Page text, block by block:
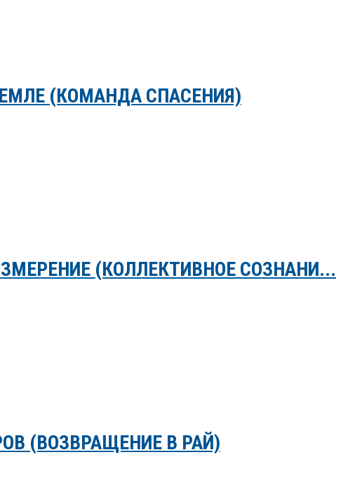
(КОМАНДА СПАСЕНИЯ)
(КОЛЛЕКТИВНОЕ СОЗНАНИ...
(ВОЗВРАЩЕНИЕ В РАЙ)